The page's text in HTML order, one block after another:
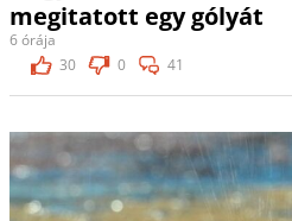
megitatott egy gólyát
6 órája
30
0 41